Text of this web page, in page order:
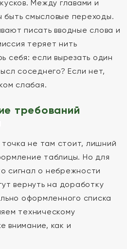
Между главами и
смысловые переходы.
писать вводные слова и
теряет нить
себя: если вырезать один
соседнего? Если нет,
слабая.
требований
не там стоит, лишний
таблицы. Но для
сигнал о небрежности
вернуть на доработку
оформленного списка
техническому
внимание, как и